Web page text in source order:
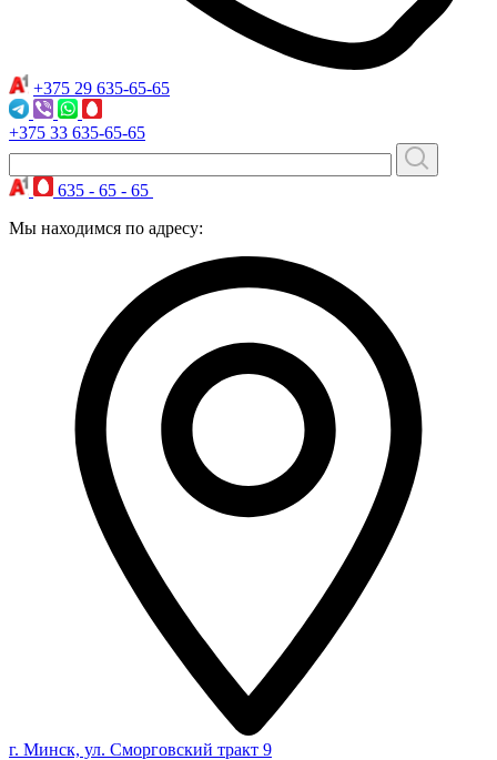
+375 29 635-65-65
+375 33 635-65-65
635 - 65 - 65
Мы находимся по адресу:
г. Минск, ул. Сморговский тракт 9